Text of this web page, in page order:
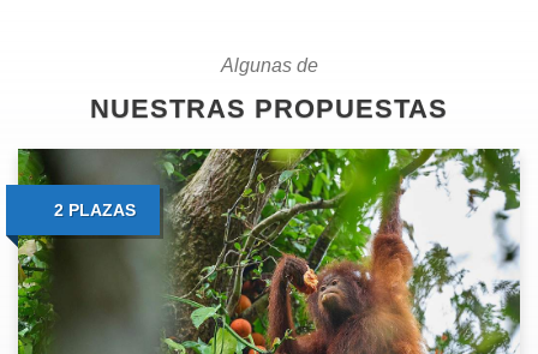
Algunas de
NUESTRAS PROPUESTAS
2 PLAZAS